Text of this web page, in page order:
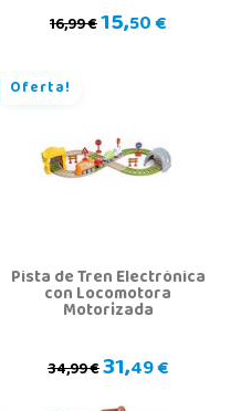
16,99 €15,50 €
Oferta!
Pista de Tren Electrónica
con Locomotora
Motorizada
34,99 €31,49 €